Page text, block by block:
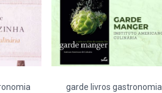
garde livros gastronomia